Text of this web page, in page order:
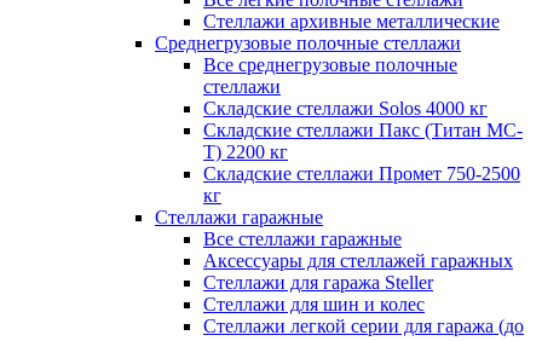
Стеллажи архивные металлические
Среднегрузовые полочные стеллажи
Все среднегрузовые полочные
стеллажи
Складские стеллажи Solos 4000 кг
Складские стеллажи Пакс (Титан МС-
Т) 2200 кг
Складские стеллажи Промет 750-2500
кг
Стеллажи гаражные
Все стеллажи гаражные
Аксессуары для стеллажей гаражных
Стеллажи для гаража Steller
Стеллажи для шин и колес
Стеллажи легкой серии для гаража (до